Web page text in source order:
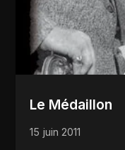
Le Médaillon
15 juin 2011